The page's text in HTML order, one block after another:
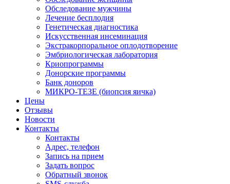
Обследование мужчины
Лечение бесплодия
Генетическая диагностика
Искусственная инсеминация
Экстракорпоральное оплодотворение
Эмбриологическая лаборатория
Криопрограммы
Донорские программы
Банк доноров
МИКРО-ТЕЗЕ (биопсия яичка)
Цены
Отзывы
Новости
Контакты
Контакты
Адрес, телефон
Запись на прием
Задать вопрос
Обратный звонок